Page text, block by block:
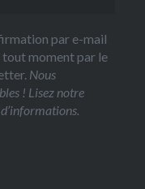
par e-mail
tout moment par le
Nous
! Lisez notre